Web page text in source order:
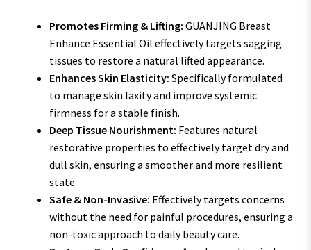
Promotes Firming & Lifting: GUANJING Breast
Enhance Essential Oil effectively targets sagging
tissues to restore a natural lifted appearance.
Enhances Skin Elasticity: Specifically formulated
to manage skin laxity and improve systemic
firmness for a stable finish.
Deep Tissue Nourishment: Features natural
restorative properties to effectively target dry and
dull skin, ensuring a smoother and more resilient
state.
Safe & Non-Invasive: Effectively targets concerns
without the need for painful procedures, ensuring a
non-toxic approach to daily beauty care.